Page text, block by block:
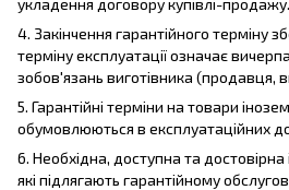
4. Закінчення гарантійного терміну
терміну експлуатації означає
зобов'язань виготівника (продавця,
5. Гарантійні терміни на товари
обумовлюються в експлуатаційних
6. Необхідна, доступна та
які підлягають гарантійному